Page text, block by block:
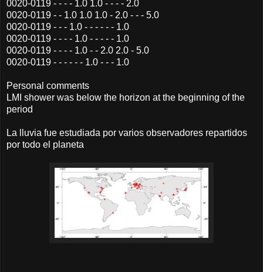
0020-0119 - - - - 1.0 1.0 - - - - 2.0
0020-0119 - - 1.0 1.0 1.0 - 2.0 - - - 5.0
0020-0119 - - - 1.0 - - - - - - 1.0
0020-0119 - - - - 1.0 - - - - - 1.0
0020-0119 - - - - 1.0 - - 2.0 2.0 - 5.0
0020-0119 - - - - - - 1.0 - - - 1.0
Personal comments
LMI shower was below the horizon at the beginning of the
period
La lluvia fue estudiada por varios observadores repartidos
por todo el planeta